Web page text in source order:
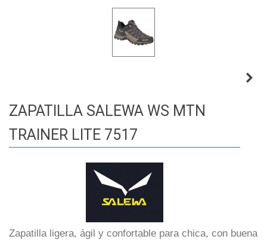
ZAPATILLA SALEWA WS MTN
TRAINER LITE 7517
Zapatilla ligera, ágil y confortable para chica, con buena